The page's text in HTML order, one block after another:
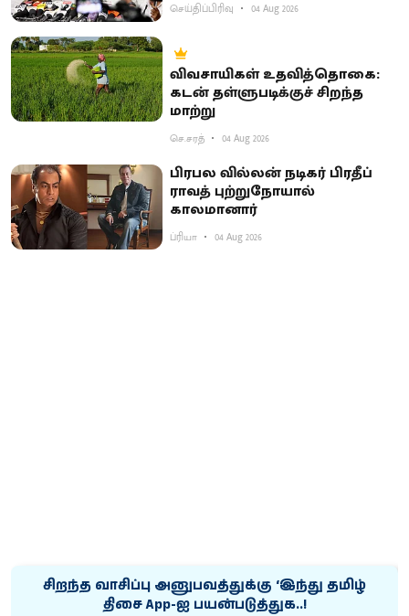
செய்திப்பிரிவு 04 Aug 2026
விவசாயிகள் உதவித்தொகை:
கடன் தள்ளுபடிக்குச் சிறந்த
மாற்று
செ.சரத் 04 Aug 2026
பிரபல வில்லன் நடிகர் பிரதீப்
ராவத் புற்றுநோயால்
காலமானார்
ப்ரியா 04 Aug 2026
சிறந்த வாசிப்பு அனுபவத்துக்கு ‘இந்து தமிழ்
திசை App-ஐ பயன்படுத்துக..!